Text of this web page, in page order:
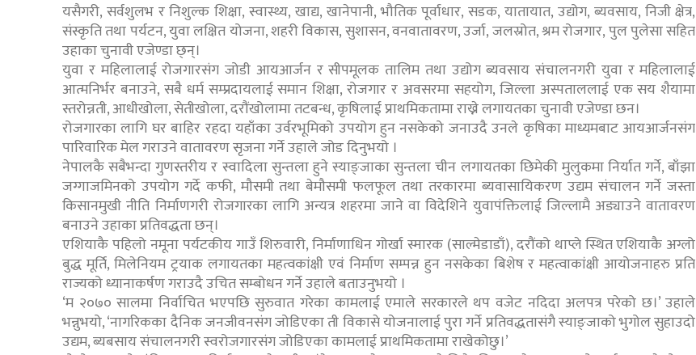
यसैगरी, सर्वशुलभ र निशुल्क शिक्षा, स्वास्थ्य, खाद्य, खानेपानी, भौतिक पूर्वाधार, सडक, यातायात, उद्योग, ब्यवसाय, निजी क्षेत्र,
संस्कृति तथा पर्यटन, युवा लक्षित योजना, शहरी विकास, सुशासन, वनवातावरण, उर्जा, जलस्रोत, श्रम रोजगार, पुल पुलेसा सहित
उहाका चुनावी एजेण्डा छ्न्।
युवा र महिलालाई रोजगारसंग जोडी आयआर्जन र सीपमूलक तालिम तथा उद्योग ब्यवसाय संचालनगरी युवा र महिलालाई
आत्मनिर्भर बनाउने, सबै धर्म सम्प्रदायलाई समान शिक्षा, रोजगार र अवसरमा सहयोग, जिल्ला अस्पताललाई एक सय शैयामा
स्तरोन्नती, आधीखोला, सेतीखोला, दरौंखोलामा तटबन्ध, कृषिलाई प्राथमिकतामा राख्ने लगायतका चुनावी एजेण्डा छन।
रोजगारका लागि घर बाहिर रहदा यहाँका उर्वरभूमिको उपयोग हुन नसकेको जनाउदै उनले कृषिका माध्यमबाट आयआर्जनसंग
पारिवारिक मेल गराउने वातावरण सृजना गर्ने उहाले जोड दिनुभयो ।
नेपालकै सबैभन्दा गुणस्तरीय र स्वादिला सुन्तला हुने स्याङ्जाका सुन्तला चीन लगायतका छिमेकी मुलुकमा निर्यात गर्ने, बाँझा
जग्गाजमिनको उपयोग गर्दे कफी, मौसमी तथा बेमौसमी फलफूल तथा तरकारमा ब्यवासायिकरण उद्यम संचालन गर्ने जस्ता
किसानमुखी नीति निर्माणगरी रोजगारका लागि अन्यत्र शहरमा जाने वा विदेशिने युवापंक्तिलाई जिल्लामै अड्याउने वातावरण
बनाउने उहाका प्रतिवद्धता छन्।
एशियाकै पहिलो नमूना पर्यटकीय गाउँ शिरुवारी, निर्माणाधिन गोर्खा स्मारक (साल्मेडाडाँ), दरौंको थाप्ले स्थित एशियाकै अग्लो
बुद्ध मूर्ति, मिलेनियम ट्रयाक लगायतका महत्वकांक्षी एवं निर्माण सम्पन्न हुन नसकेका बिशेष र महत्वाकांक्षी आयोजनाहरु प्रति
राज्यको ध्यानाकर्षण गराउदै उचित सम्बोधन गर्ने उहाले बताउनुभयो ।
‘म २०७० सालमा निर्वाचित भएपछि सुरुवात गरेका कामलाई एमाले सरकारले थप वजेट नदिदा अलपत्र परेको छ।’ उहाले
भन्नुभयो, ‘नागरिकका दैनिक जनजीवनसंग जोडिएका ती विकासे योजनालाई पुरा गर्ने प्रतिवद्धतासंगै स्याङ्जाको भुगोल सुहाउदो
उद्यम, ब्यबसाय संचालनगरी स्वरोजगारसंग जोडिएका कामलाई प्राथमिकतामा राखेकोछु।’